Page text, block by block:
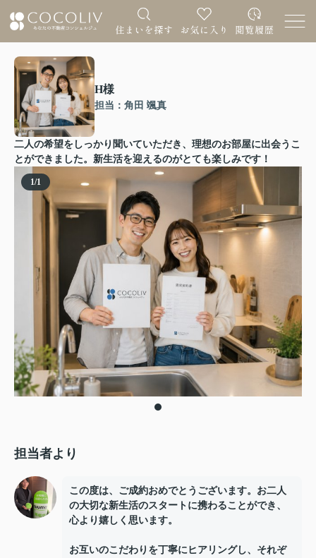
H様
担当：角田 颯真
二人の希望をしっかり聞いていただき、理想のお部屋に出会うこ
とができました。新生活を迎えるのがとても楽しみです！
1/1
担当者より
この度は、ご成約おめでとうございます。お二人
の大切な新生活のスタートに携わることができ、
心より嬉しく思います。
お互いのこだわりを丁寧にヒアリングし、それぞ